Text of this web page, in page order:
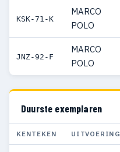
KSK-71-K
MARCO
POLO
JNZ-92-F
MARCO
POLO
Duurste exemplaren
KENTEKEN UITVOERING